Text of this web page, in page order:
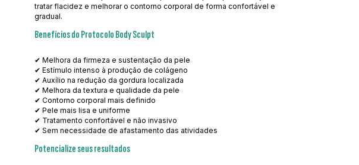
tratar flacidez e melhorar o contorno corporal de forma confortável e
gradual.
Benefícios do Protocolo Body Sculpt
✔ Melhora da firmeza e sustentação da pele
✔ Estímulo intenso à produção de colágeno
✔ Auxílio na redução da gordura localizada
✔ Melhora da textura e qualidade da pele
✔ Contorno corporal mais definido
✔ Pele mais lisa e uniforme
✔ Tratamento confortável e não invasivo
✔ Sem necessidade de afastamento das atividades
Potencialize seus resultados